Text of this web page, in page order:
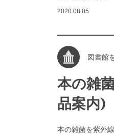
2020.08.05
図書館
本の雑
品案内)
本の雑菌を紫外